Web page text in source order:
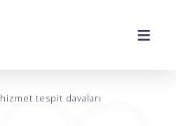
hi̇zmet tespi̇t davalari